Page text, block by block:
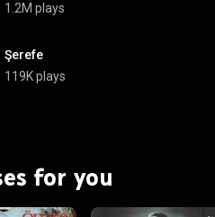
1.2M plays
Şerefe
119K plays
for you